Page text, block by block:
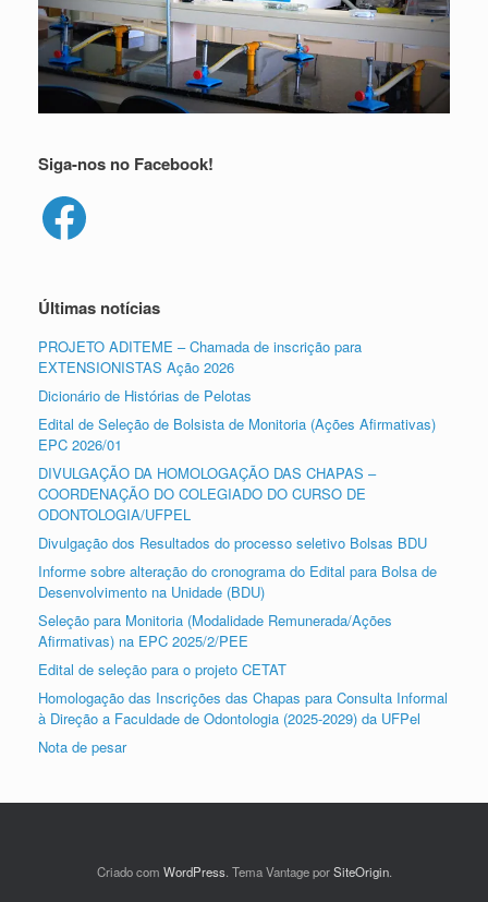
Siga-nos no Facebook!
Facebook
Últimas notícias
PROJETO ADITEME – Chamada de inscrição para
EXTENSIONISTAS Ação 2026
Dicionário de Histórias de Pelotas
Edital de Seleção de Bolsista de Monitoria (Ações Afirmativas)
EPC 2026/01
DIVULGAÇÃO DA HOMOLOGAÇÃO DAS CHAPAS –
COORDENAÇÃO DO COLEGIADO DO CURSO DE
ODONTOLOGIA/UFPEL
Divulgação dos Resultados do processo seletivo Bolsas BDU
Informe sobre alteração do cronograma do Edital para Bolsa de
Desenvolvimento na Unidade (BDU)
Seleção para Monitoria (Modalidade Remunerada/Ações
Afirmativas) na EPC 2025/2/PEE
Edital de seleção para o projeto CETAT
Homologação das Inscrições das Chapas para Consulta Informal
à Direção a Faculdade de Odontologia (2025-2029) da UFPel
Nota de pesar
Criado com WordPress. Tema Vantage porSiteOrigin.